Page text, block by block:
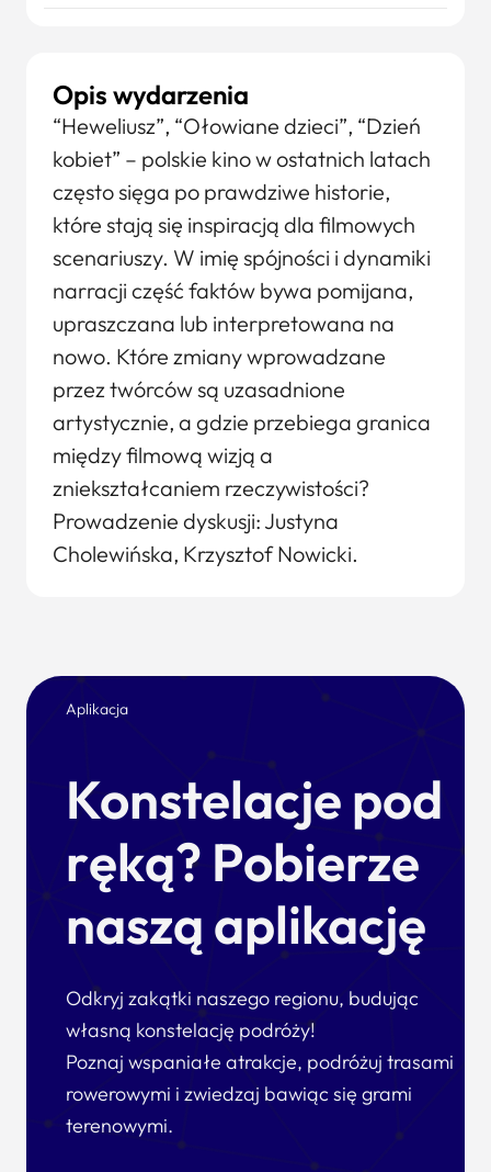
Opis wydarzenia
“Heweliusz”, “Ołowiane dzieci”, “Dzień
kobiet” – polskie kino w ostatnich latach
często sięga po prawdziwe historie,
które stają się inspiracją dla filmowych
scenariuszy. W imię spójności i dynamiki
narracji część faktów bywa pomijana,
upraszczana lub interpretowana na
nowo. Które zmiany wprowadzane
przez twórców są uzasadnione
artystycznie, a gdzie przebiega granica
między filmową wizją a
zniekształcaniem rzeczywistości?
Prowadzenie dyskusji: Justyna
Cholewińska, Krzysztof Nowicki.
Aplikacja
Konstelacje pod
ręką? Pobierze
naszą aplikację
Odkryj zakątki naszego regionu, budując
własną konstelację podróży!
Poznaj wspaniałe atrakcje, podróżuj trasami
rowerowymi i zwiedzaj bawiąc się grami
terenowymi.